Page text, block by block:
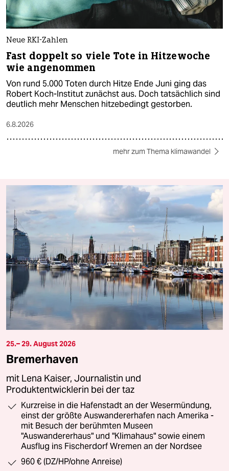
Neue RKI-Zahlen
Fast doppelt so viele Tote in Hitzewoche
wie angenommen
Von rund 5.000 Toten durch Hitze Ende Juni ging das
Robert Koch-Institut zunächst aus. Doch tatsächlich sind
deutlich mehr Menschen hitzebedingt gestorben.
6.8.2026
mehr zum Thema klimawandel
25.– 29. August 2026
Bremerhaven
mit Lena Kaiser, Journalistin und
Produktentwicklerin bei der taz
Kurzreise in die Hafenstadt an der Wesermündung,
einst der größte Auswandererhafen nach Amerika -
mit Besuch der berühmten Museen
"Auswandererhaus" und "Klimahaus" sowie einem
Ausflug ins Fischerdorf Wremen an der Nordsee
960 € (DZ/HP/ohne Anreise)